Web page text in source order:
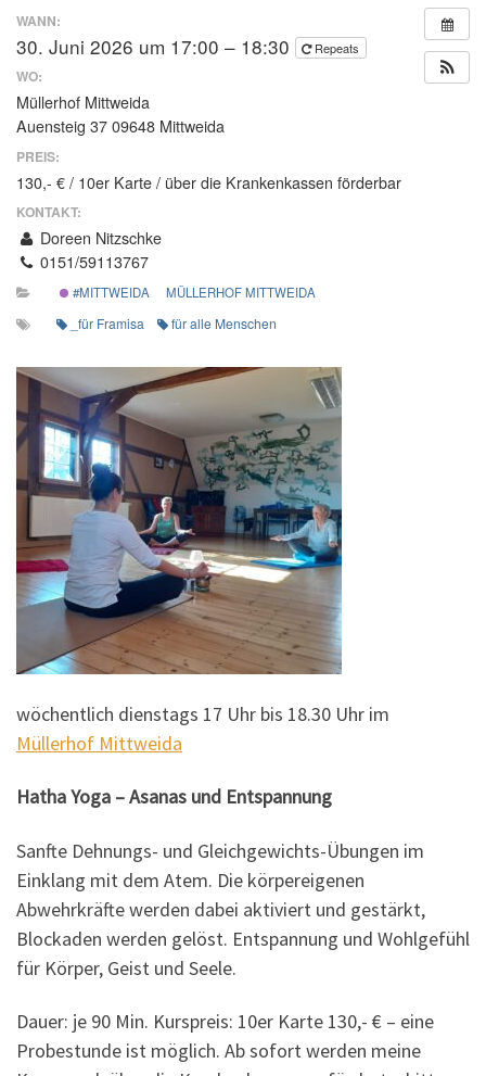
WANN:
30. Juni 2026 um 17:00 – 18:30 Repeats
WO:
Müllerhof Mittweida
Auensteig 37 09648 Mittweida
PREIS:
130,- € / 10er Karte / über die Krankenkassen förderbar
KONTAKT:
Doreen Nitzschke
0151/59113767
#MITTWEIDA MÜLLERHOF MITTWEIDA
_für Framisa für alle Menschen
wöchentlich dienstags 17 Uhr bis 18.30 Uhr im
Müllerhof Mittweida
Hatha Yoga – Asanas und Entspannung
Sanfte Dehnungs- und Gleichgewichts-Übungen im
Einklang mit dem Atem. Die körpereigenen
Abwehrkräfte werden dabei aktiviert und gestärkt,
Blockaden werden gelöst. Entspannung und Wohlgefühl
für Körper, Geist und Seele.
Dauer: je 90 Min. Kurspreis: 10er Karte 130,- € – eine
Probestunde ist möglich. Ab sofort werden meine